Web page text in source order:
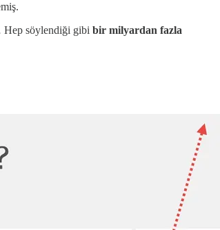
Hep söylendiği gibi bir milyardan fazla